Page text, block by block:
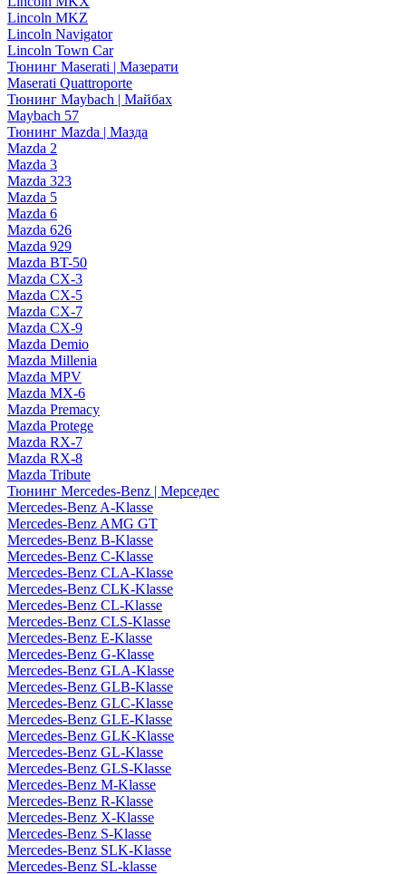
Lincoln MKZ
Lincoln Navigator
Lincoln Town Car
Тюнинг Maserati | Мазерати
Maserati Quattroporte
Тюнинг Maybach | Майбах
Maybach 57
Тюнинг Mazda | Мазда
Mazda 2
Mazda 3
Mazda 323
Mazda 5
Mazda 6
Mazda 626
Mazda 929
Mazda BT-50
Mazda CX-3
Mazda CX-5
Mazda CX-7
Mazda CX-9
Mazda Demio
Mazda Millenia
Mazda MPV
Mazda MX-6
Mazda Premacy
Mazda Protege
Mazda RX-7
Mazda RX-8
Mazda Tribute
Тюнинг Mercedes-Benz | Мерседес
Mercedes-Benz A-Klasse
Mercedes-Benz AMG GT
Mercedes-Benz B-Klasse
Mercedes-Benz C-Klasse
Mercedes-Benz CLA-Klasse
Mercedes-Benz CLK-Klasse
Mercedes-Benz CL-Klasse
Mercedes-Benz CLS-Klasse
Mercedes-Benz E-Klasse
Mercedes-Benz G-Klasse
Mercedes-Benz GLA-Klasse
Mercedes-Benz GLB-Klasse
Mercedes-Benz GLC-Klasse
Mercedes-Benz GLE-Klasse
Mercedes-Benz GLK-Klasse
Mercedes-Benz GL-Klasse
Mercedes-Benz GLS-Klasse
Mercedes-Benz M-Klasse
Mercedes-Benz R-Klasse
Mercedes-Benz X-Klasse
Mercedes-Benz S-Klasse
Mercedes-Benz SLK-Klasse
Mercedes-Benz SL-klasse